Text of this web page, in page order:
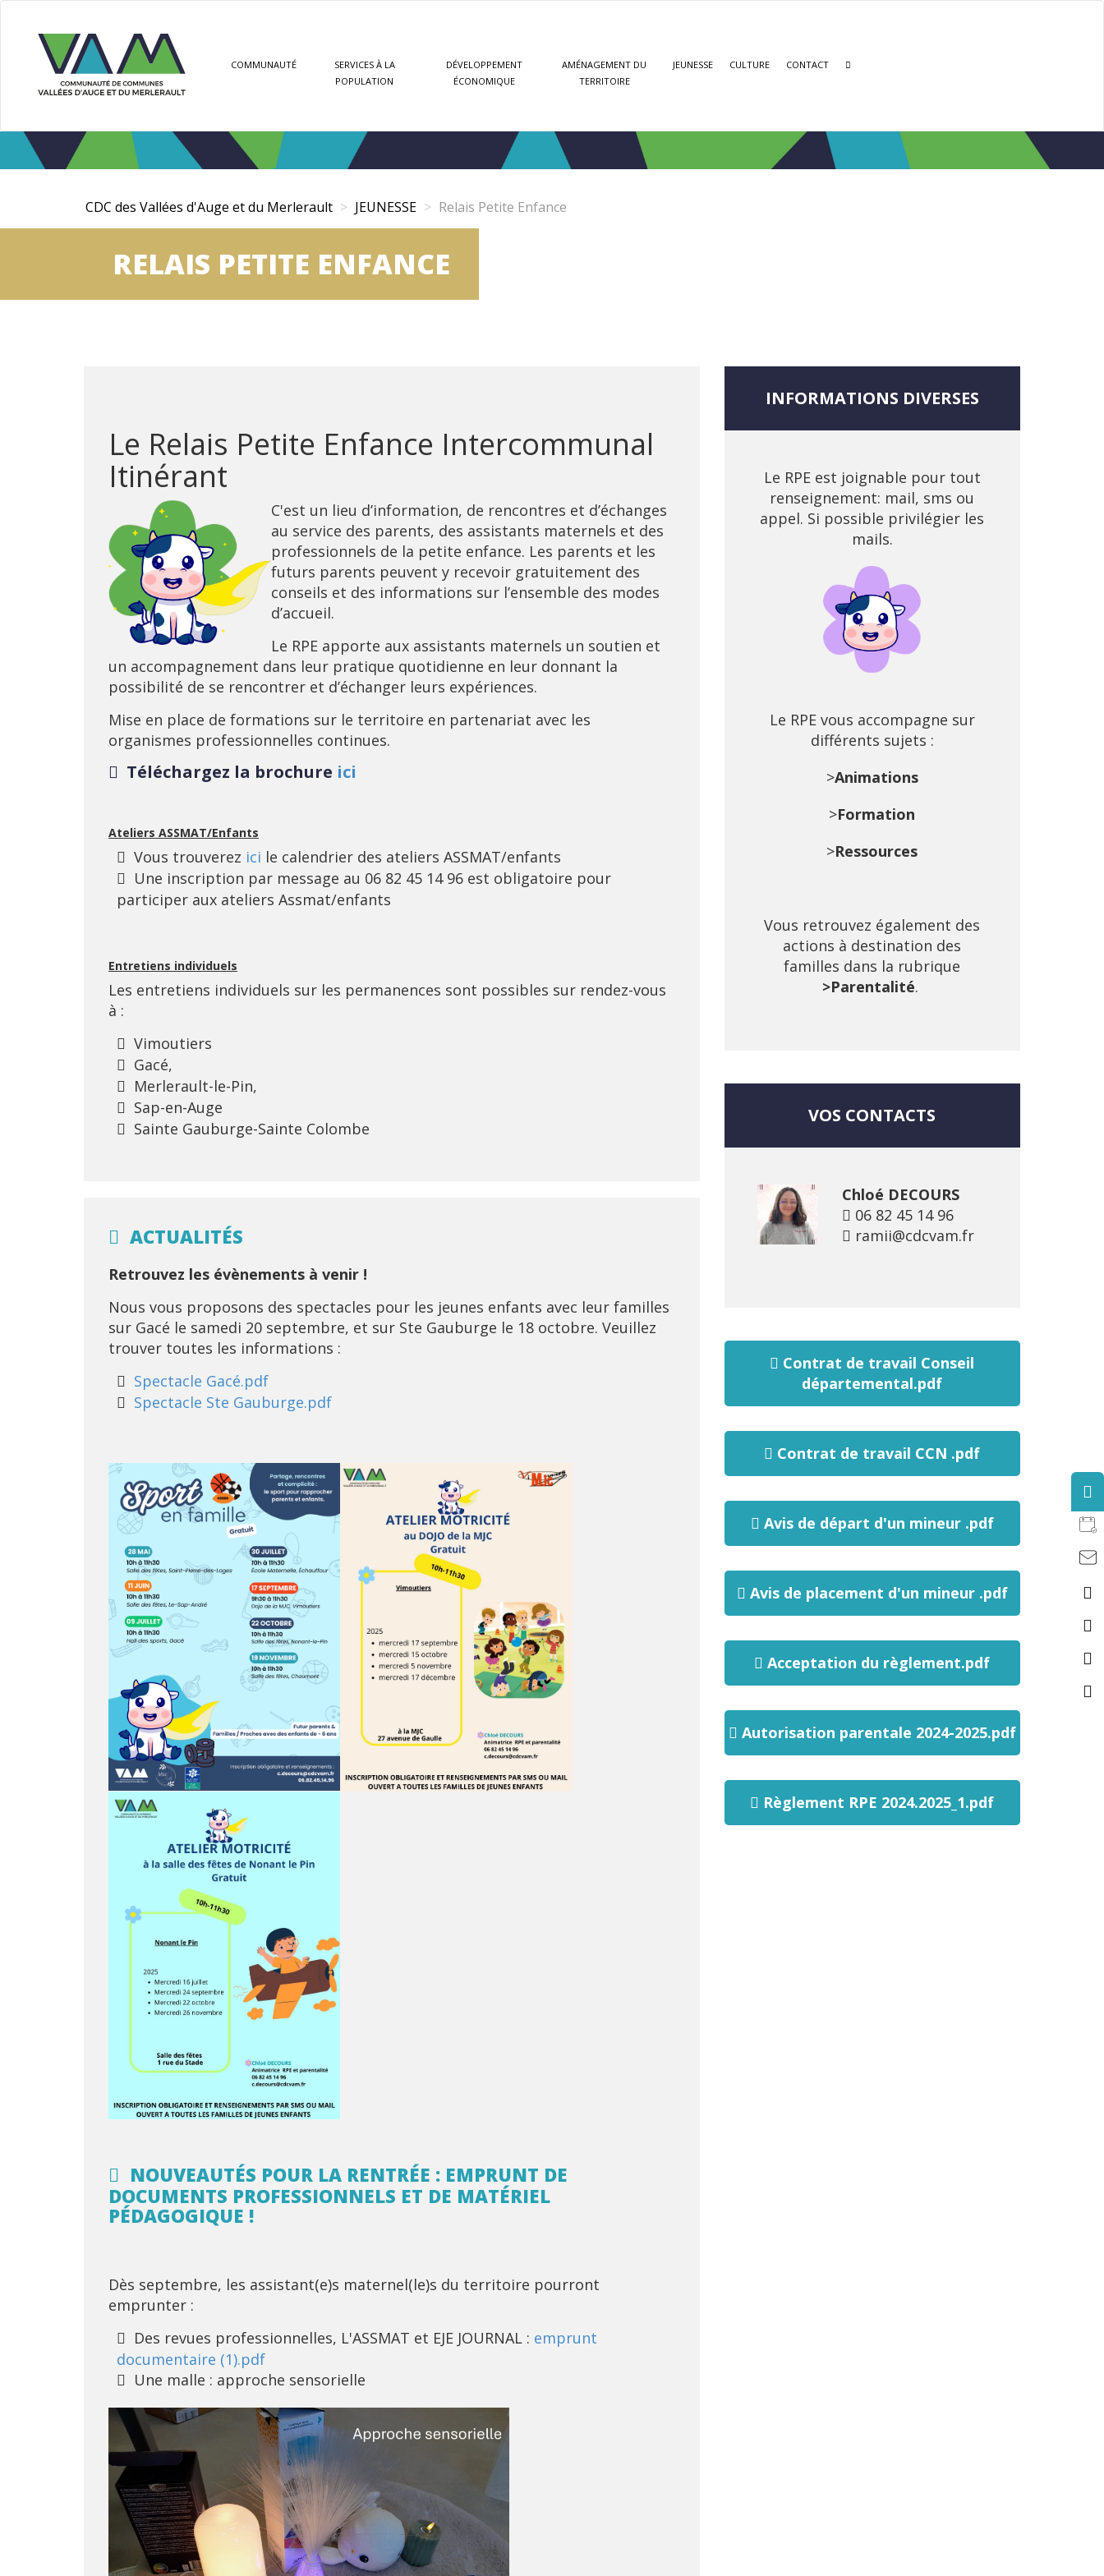
contenu
principal
COMMUNAUTÉ
SERVICES À LA
POPULATION
DÉVELOPPEMENT
ÉCONOMIQUE
AMÉNAGEMENT DU
TERRITOIRE
JEUNESSE CULTURE CONTACT
CDC des Vallées d'Auge et du Merlerault JEUNESSE Relais Petite Enfance
RELAIS PETITE ENFANCE
Le Relais Petite Enfance Intercommunal
Itinérant
C'est un lieu d’information, de rencontres et d’échanges
au service des parents, des assistants maternels et des
professionnels de la petite enfance. Les parents et les
futurs parents peuvent y recevoir gratuitement des
conseils et des informations sur l’ensemble des modes
d’accueil.
Le RPE apporte aux assistants maternels un soutien et
un accompagnement dans leur pratique quotidienne en leur donnant la
possibilité de se rencontrer et d’échanger leurs expériences.
Mise en place de formations sur le territoire en partenariat avec les
organismes professionnelles continues.
Téléchargez la brochure ici
Ateliers ASSMAT/Enfants
Vous trouverez ici le calendrier des ateliers ASSMAT/enfants
Une inscription par message au 06 82 45 14 96 est obligatoire pour
participer aux ateliers Assmat/enfants
Entretiens individuels
Les entretiens individuels sur les permanences sont possibles sur rendez-vous
à :
Vimoutiers
Gacé,
Merlerault-le-Pin,
Sap-en-Auge
Sainte Gauburge-Sainte Colombe
ACTUALITÉS
Retrouvez les évènements à venir !
Nous vous proposons des spectacles pour les jeunes enfants avec leur familles
sur Gacé le samedi 20 septembre, et sur Ste Gauburge le 18 octobre. Veuillez
trouver toutes les informations :
Spectacle Gacé.pdf
Spectacle Ste Gauburge.pdf
NOUVEAUTÉS POUR LA RENTRÉE : EMPRUNT DE
DOCUMENTS PROFESSIONNELS ET DE MATÉRIEL
PÉDAGOGIQUE !
Dès septembre, les assistant(e)s maternel(le)s du territoire pourront
emprunter :
Des revues professionnelles, L'ASSMAT et EJE JOURNAL : emprunt
documentaire (1).pdf
Une malle : approche sensorielle
INFORMATIONS DIVERSES
Le RPE est joignable pour tout
renseignement: mail, sms ou
appel. Si possible privilégier les
mails.
Le RPE vous accompagne sur
différents sujets :
>Animations
>Formation
>Ressources
Vous retrouvez également des
actions à destination des
familles dans la rubrique
>Parentalité.
VOS CONTACTS
Chloé DECOURS
06 82 45 14 96
ramii@cdcvam.fr
Contrat de travail Conseil
départemental.pdf
Contrat de travail CCN .pdf
Avis de départ d'un mineur .pdf
Avis de placement d'un mineur .pdf
Acceptation du règlement.pdf
Autorisation parentale 2024-2025.pdf
Règlement RPE 2024.2025_1.pdf